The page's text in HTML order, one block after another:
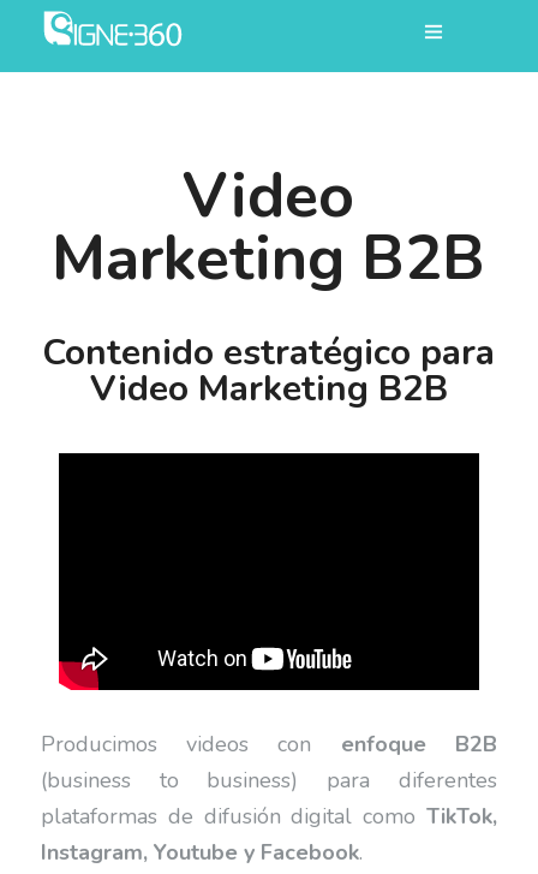
Video
Marketing B2B
Contenido estratégico para
Video Marketing B2B
Producimos videos con enfoque B2B
(business to business) para diferentes
plataformas de difusión digital comoTikTok,
Instagram, Youtube y Facebook.